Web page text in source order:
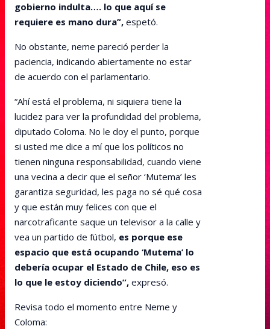
gobierno indulta…. lo que aquí se
requiere es mano dura”, espetó.
No obstante, neme pareció perder la
paciencia, indicando abiertamente no estar
de acuerdo con el parlamentario.
“Ahí está el problema, ni siquiera tiene la
lucidez para ver la profundidad del problema,
diputado Coloma. No le doy el punto, porque
si usted me dice a mí que los políticos no
tienen ninguna responsabilidad, cuando viene
una vecina a decir que el señor ‘Mutema’ les
garantiza seguridad, les paga no sé qué cosa
y que están muy felices con que el
narcotraficante saque un televisor a la calle y
vea un partido de fútbol, es porque ese
espacio que está ocupando ‘Mutema’ lo
debería ocupar el Estado de Chile, eso es
lo que le estoy diciendo”, expresó.
Revisa todo el momento entre Neme y
Coloma: